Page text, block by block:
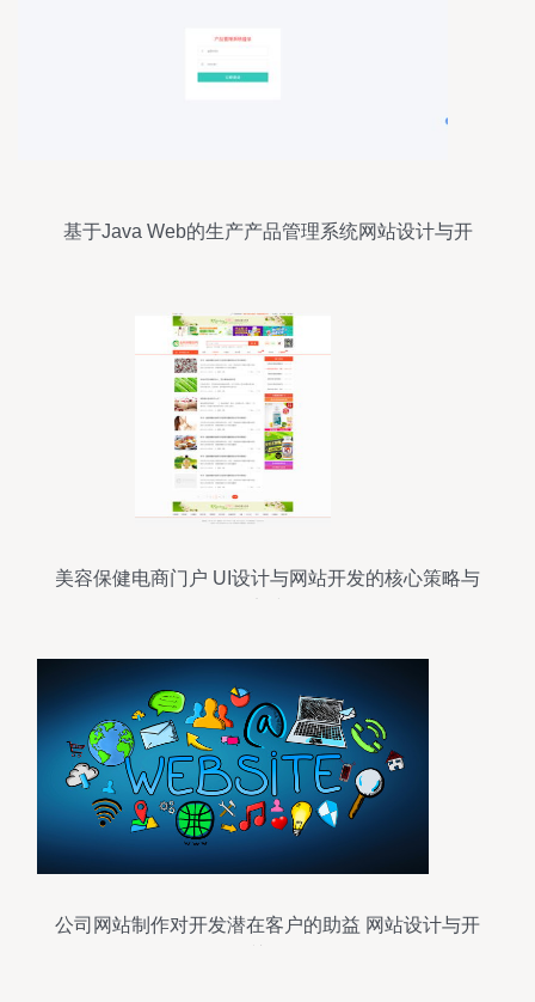
基于Java Web的生产产品管理系统网站设计与开
美容保健电商门户 UI设计与网站开发的核心策略与
公司网站制作对开发潜在客户的助益 网站设计与开